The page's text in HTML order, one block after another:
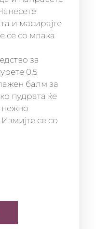
и масирајте
се со млака
за
0,5
балм за
пудрата ќе
нежно
се со